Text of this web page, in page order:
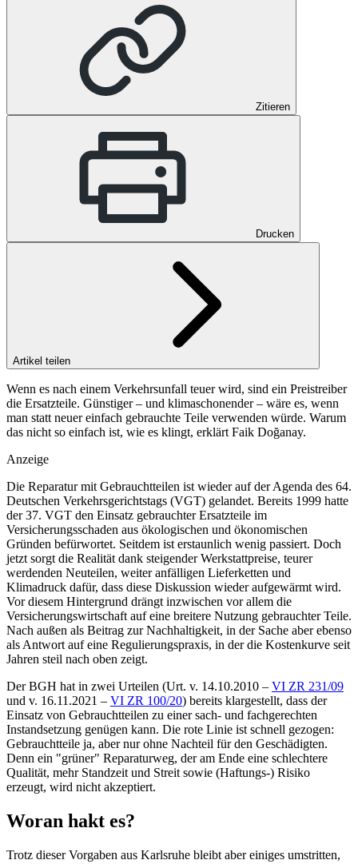
Zitieren
Drucken
Artikel teilen
Wenn es nach einem Verkehrsunfall teuer wird, sind ein Preistreiber
die Ersatzteile. Günstiger – und klimaschonender – wäre es, wenn
man statt neuer einfach gebrauchte Teile verwenden würde. Warum
das nicht so einfach ist, wie es klingt, erklärt Faik Doğanay.
Anzeige
Die Reparatur mit Gebrauchtteilen ist wieder auf der Agenda des 64.
Deutschen Verkehrsgerichtstags (VGT) gelandet. Bereits 1999 hatte
der 37. VGT den Einsatz gebrauchter Ersatzteile im
Versicherungsschaden aus ökologischen und ökonomischen
Gründen befürwortet. Seitdem ist erstaunlich wenig passiert. Doch
jetzt sorgt die Realität dank steigender Werkstattpreise, teurer
werdenden Neuteilen, weiter anfälligen Lieferketten und
Klimadruck dafür, dass diese Diskussion wieder aufgewärmt wird.
Vor diesem Hintergrund drängt inzwischen vor allem die
Versicherungswirtschaft auf eine breitere Nutzung gebrauchter Teile.
Nach außen als Beitrag zur Nachhaltigkeit, in der Sache aber ebenso
als Antwort auf eine Regulierungspraxis, in der die Kostenkurve seit
Jahren steil nach oben zeigt.
DerBGH hat in zwei Urteilen (Urt. v. 14.10.2010 – VI ZR 231/09
und v. 16.11.2021 – VI ZR 100/20) bereits klargestellt, dass der
Einsatz von Gebrauchtteilen zu einer sach- und fachgerechten
Instandsetzung genügen kann. Die rote Linie ist schnell gezogen:
Gebrauchtteile ja, aber nur ohne Nachteil für den Geschädigten.
Denn ein "grüner" Reparaturweg, der am Ende eine schlechtere
Qualität, mehr Standzeit und Streit sowie (Haftungs-) Risiko
erzeugt, wird nicht akzeptiert.
Woran hakt es?
Trotz dieser Vorgaben aus Karlsruhe bleibt aber einiges umstritten,